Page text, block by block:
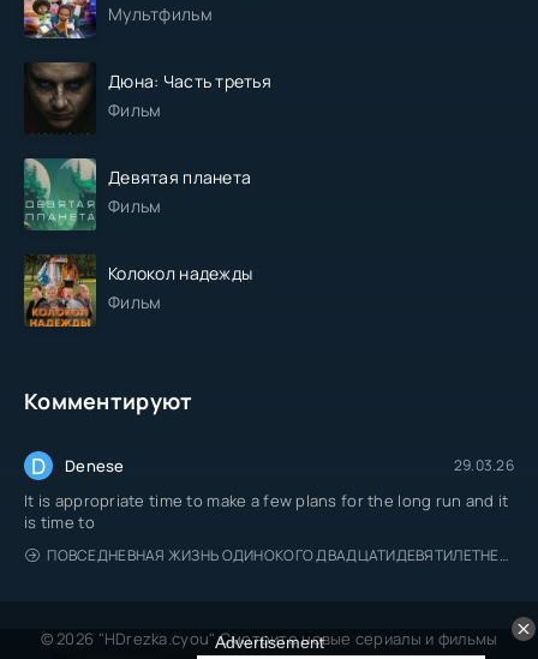
Мультфильм
Дюна: Часть третья
Фильм
Девятая планета
Фильм
Колокол надежды
Фильм
Комментируют
D Denese 29.03.26
It is appropriate time to make a few plans for the long run and it
is time to
ПОВСЕДНЕВНАЯ ЖИЗНЬ ОДИНОКОГО ДВАДЦАТИДЕВЯТИЛЕТНЕГО АВАНТЮРИСТА
© 2026 "HDrezka.cyou" Смотрите новые сериалы и фильмы